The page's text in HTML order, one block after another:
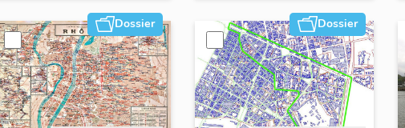
Dossier Dossier